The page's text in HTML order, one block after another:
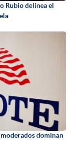
Rubio delinea el
dominan